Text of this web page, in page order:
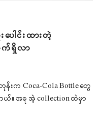
ေါင်းထားတဲ့
က်ရှိလာ
တုန်းက Coca-Cola Bottle တွေ
အခု အဲ့ collection ထဲမှာ